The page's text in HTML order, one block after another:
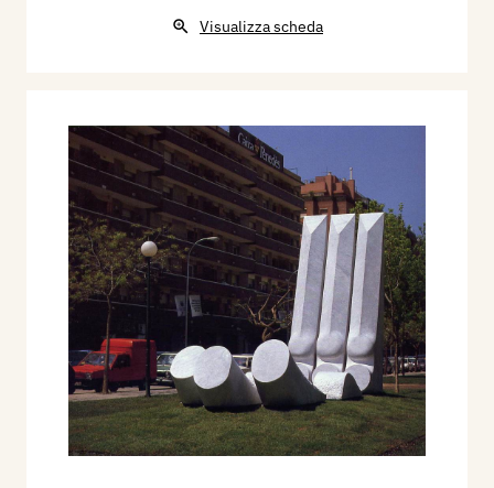
Visualizza scheda